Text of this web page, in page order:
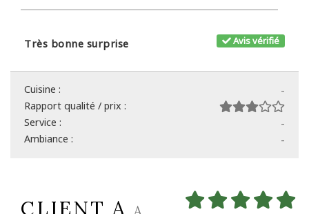
Avis vérifié
Très bonne surprise
-
Cuisine :
Rapport qualité / prix :
-
Service :
-
Ambiance :
CLIENT A